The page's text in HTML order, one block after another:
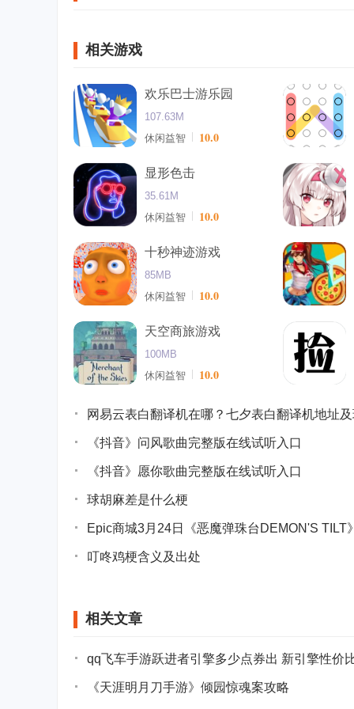
相关游戏
欢乐巴士游乐园
107.63M
休闲益智
10.0
显形色击
35.61M
休闲益智
10.0
十秒神迹游戏
85MB
休闲益智
10.0
天空商旅游戏
100MB
休闲益智
10.0
网易云表白翻译机在哪？七夕表白翻译机地址
《抖音》问风歌曲完整版在线试听入口
《抖音》愿你歌曲完整版在线试听入口
球胡麻差是什么梗
Epic商城3月24日《恶魔弹珠台DEMON'S TILT
叮咚鸡梗含义及出处
相关文章
qq飞车手游跃进者引擎多少点券出 新引擎性价
《天涯明月刀手游》倾园惊魂案攻略